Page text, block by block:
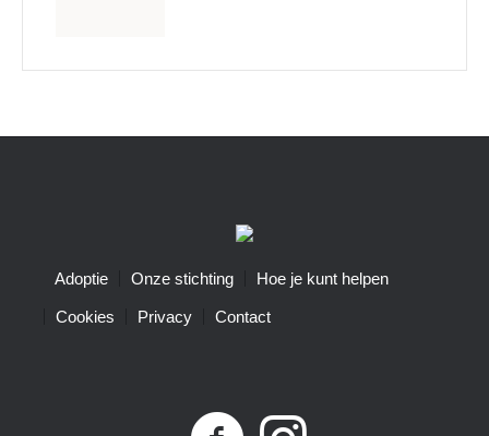
Adoptie Onze stichting Hoe je kunt helpen
Cookies Privacy Contact